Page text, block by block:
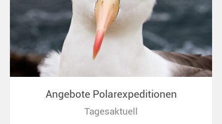
Angebote Polarexpeditionen
Tagesaktuell